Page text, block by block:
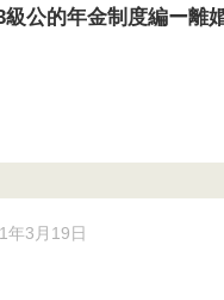
級公的年金制度編ー離
年3月19日